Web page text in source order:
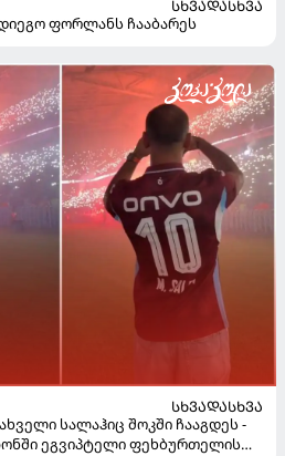
ᲡᲮᲕᲐᲓᲐᲡᲮᲕᲐ
ფორლანს ჩააბარეს
ᲡᲮᲕᲐᲓᲐᲡᲮᲕᲐ
სალაჰიც შოკში ჩააგდეს -
ეგვიპტელი ფეხბურთელის